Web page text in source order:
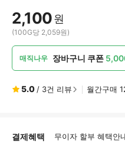
2,100원
(100G당 2,059원)
매직나우 장바구니 쿠폰
5.0 / 3건 리뷰 월간구매
결제혜택
무이자 할부 혜택안